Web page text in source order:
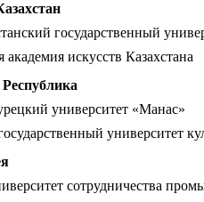
государственный
искусств Казахстана
университет «Манас»
университет
сотрудничества